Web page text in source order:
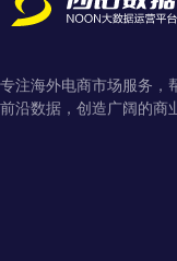
专注海外电商市场服务，
前沿数据，创造广阔的商